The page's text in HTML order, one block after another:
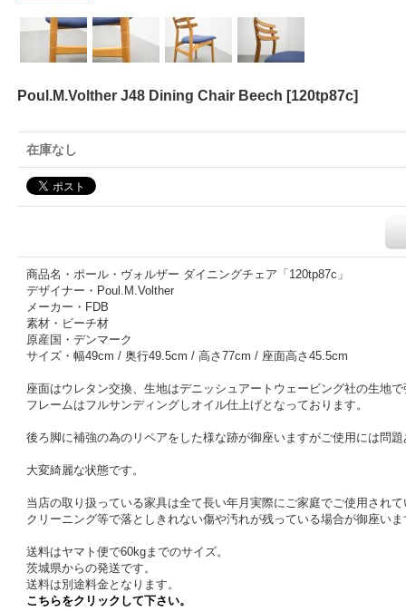
Poul.M.Volther J48 Dining Chair Beech [120tp87c]
在庫なし
商品名・ポール・ヴォルザー ダイニングチェア「120tp87c」
デザイナー・Poul.M.Volther
メーカー・FDB
素材・ビーチ材
原産国・デンマーク
サイズ・幅49cm / 奥行49.5cm / 高さ77cm / 座面高さ45.5cm
座面はウレタン交換、生地はデニッシュアートウェービング社の生地
フレームはフルサンディングしオイル仕上げとなっております。
後ろ脚に補強の為のリペアをした様な跡が御座いますがご使用には問
大変綺麗な状態です。
当店の取り扱っている家具は全て長い年月実際にご家庭でご使用され
クリーニング等で落としきれない傷や汚れが残っている場合が御座い
送料はヤマト便で60kgまでのサイズ。
茨城県からの発送です。
送料は別途料金となります。
こちらをクリックして下さい。